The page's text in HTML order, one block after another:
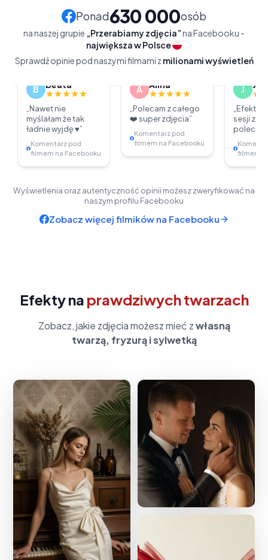
Ponad630 000osób
na naszej grupie „Przerabiamy zdjęcia”na Facebooku -
największa w Polsce
Sprawdź opinie pod naszymi filmami z milionami wyświetleń
Zobacz na naszym
Facebooku
4,7M wyświetleń
B Beata
Nawet nie
myślałam że tak
ładnie wyjdę ♥️”
Komentarz pod
filmem na Facebooku
Zobacz na naszym
Facebooku
1,3Mwyświetleń
A Alina
Polecam z całego
❤️ super zdjęcia”
Komentarz pod
filmem na Facebooku
618 tys
J
Efekt
sesji
polecam
filmem
Wyświetlenia oraz autentyczność opinii możesz zweryfikować na
naszym profilu Facebooku
Zobacz więcej filmików na Facebooku
Efekty na prawdziwych twarzach
Zobacz, jakie zdjęcia możesz mieć zwłasną
twarzą, fryzurą i sylwetką